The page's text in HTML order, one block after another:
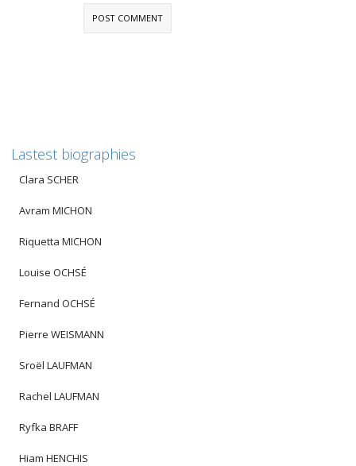
Lastest biographies
Clara SCHER
Avram MICHON
Riquetta MICHON
Louise OCHSÉ
Fernand OCHSÉ
Pierre WEISMANN
Sroël LAUFMAN
Rachel LAUFMAN
Ryfka BRAFF
Hiam HENCHIS